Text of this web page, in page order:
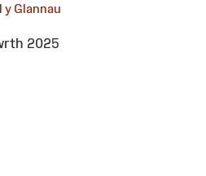
y Glannau
2025